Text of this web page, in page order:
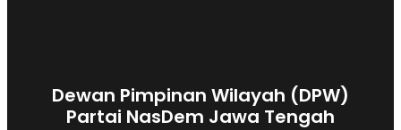
Dewan Pimpinan Wilayah (DPW)
Partai NasDem Jawa Tengah